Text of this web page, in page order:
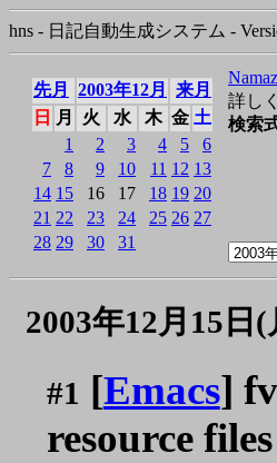
hns - 日記自動生成システム -
先月 2003年12月
来月
日
月 火 水 木 金 土
1
2 3 4 5
6
7
8 9 10 11 12 13
14 15 16 17 18 19 20
21 22 23 24 25 26 27
28 29 30 31
詳し
検索
2003年12月15日(
#1 [Emacs]
resource